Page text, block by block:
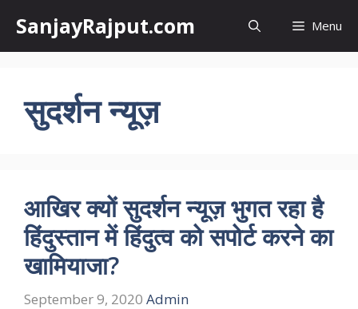
content
SanjayRajput.com Menu
सुदर्शन न्यूज़
आखिर क्यों सुदर्शन न्यूज़ भुगत रहा है
हिंदुस्तान में हिंदुत्व को सपोर्ट करने का
खामियाजा?
September 9, 2020 Admin